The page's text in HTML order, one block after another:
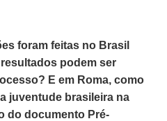
foram feitas no Brasil
podem ser
E em Roma, como
juventude brasileira na
do documento Pré-